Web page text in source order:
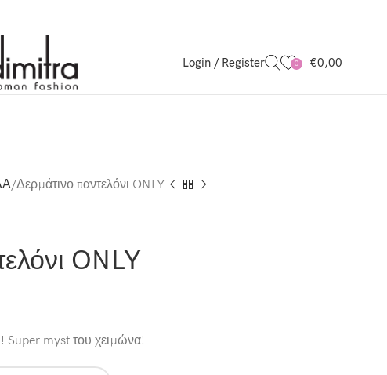
Login / Register 0 €0,00
Δερμάτινο παντελόνι ONLY
ONLY
Super myst του χειμώνα!